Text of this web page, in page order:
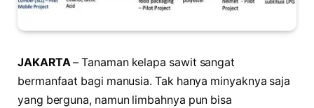
JAKARTA– Tanaman kelapa sawit sangat
bermanfaat bagi manusia. Tak hanya minyaknya saja
yang berguna, namun limbahnya pun bisa